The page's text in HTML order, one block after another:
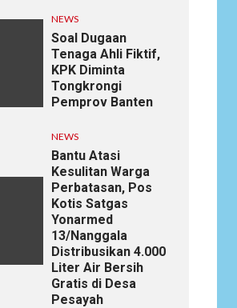
NEWS
Soal Dugaan
Tenaga Ahli Fiktif,
KPK Diminta
Tongkrongi
Pemprov Banten
NEWS
Bantu Atasi
Kesulitan Warga
Perbatasan, Pos
Kotis Satgas
Yonarmed
13/Nanggala
Distribusikan 4.000
Liter Air Bersih
Gratis di Desa
Pesayah